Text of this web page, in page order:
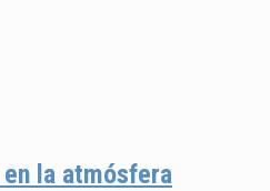
la atmósfera